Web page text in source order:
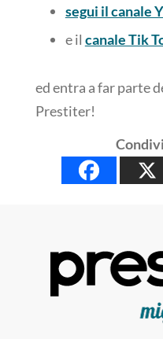
segui il canale
e il canale Tik
ed entra a far parte
Prestiter!